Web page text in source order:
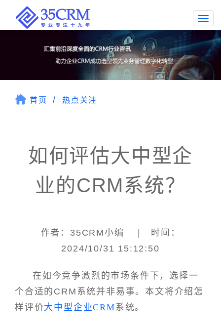
首页 热点关注
如何评估大中型企
业的CRM系统？
作者：35CRM小编 | 时间：
2024/10/31 15:12:50
在如今竞争激烈的市场条件下，选择一
个合适的CRM系统并非易事。本文将介绍怎
样评价大中型企业CRM 系统。